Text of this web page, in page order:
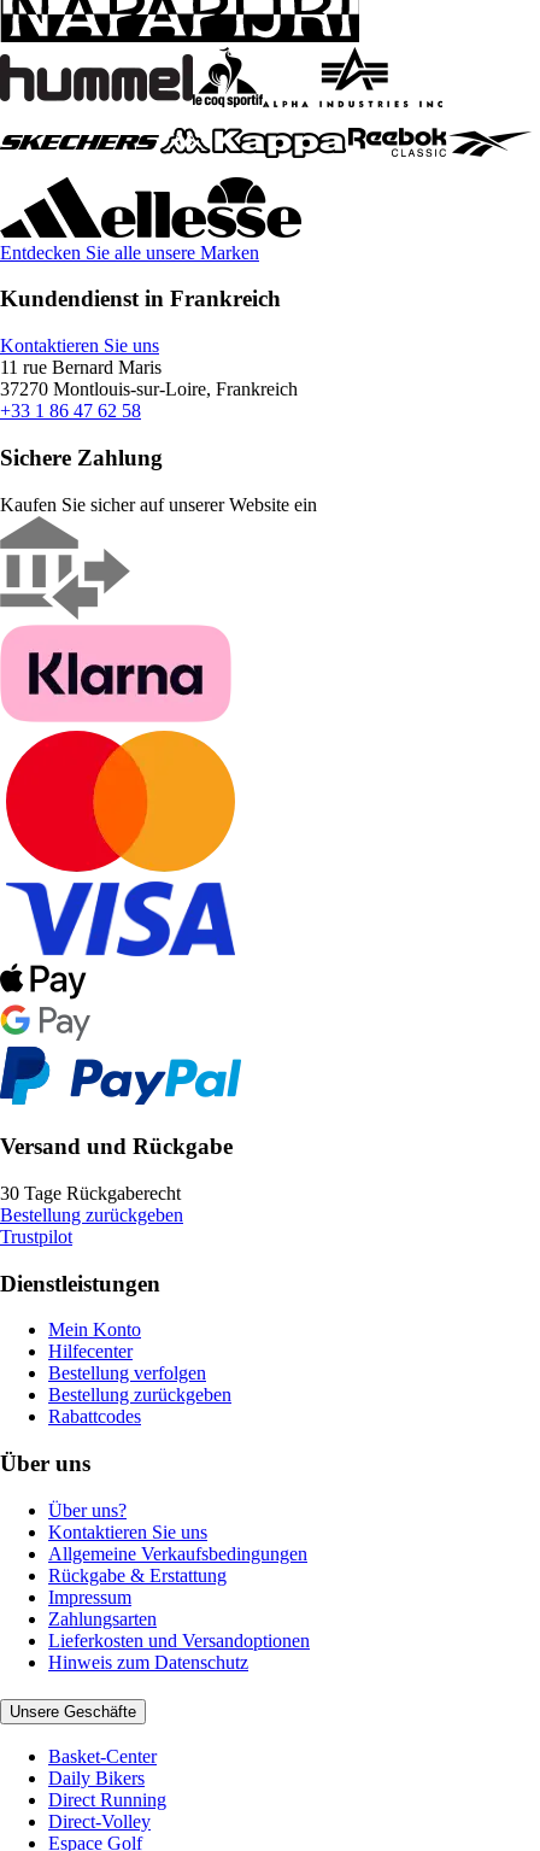
Entdecken Sie alle unsere Marken
Kundendienst in Frankreich
Kontaktieren Sie uns
11 rue Bernard Maris
37270 Montlouis-sur-Loire, Frankreich
+33 1 86 47 62 58
Sichere Zahlung
Kaufen Sie sicher auf unserer Website ein
Versand und Rückgabe
30 Tage Rückgaberecht
Bestellung zurückgeben
Trustpilot
Dienstleistungen
Mein Konto
Hilfecenter
Bestellung verfolgen
Bestellung zurückgeben
Rabattcodes
Über uns
Über uns?
Kontaktieren Sie uns
Allgemeine Verkaufsbedingungen
Rückgabe & Erstattung
Impressum
Zahlungsarten
Lieferkosten und Versandoptionen
Hinweis zum Datenschutz
Unsere Geschäfte
Basket-Center
Daily Bikers
Direct Running
Direct-Volley
Espace Golf